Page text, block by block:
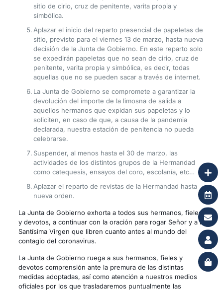
sitio de cirio, cruz de penitente, varita propia y
simbólica.
Aplazar el inicio del reparto presencial de papeletas de
sitio, previsto para el viernes 13 de marzo, hasta nueva
decisión de la Junta de Gobierno. En este reparto solo
se expedirán papeletas que no sean de cirio, cruz de
penitente, varita propia y simbólica, es decir, todas
aquellas que no se pueden sacar a través de internet.
La Junta de Gobierno se compromete a garantizar la
devolución del importe de la limosna de salida a
aquellos hermanos que expidan sus papeletas y lo
soliciten, en caso de que, a causa de la pandemia
declarada, nuestra estación de penitencia no pueda
celebrarse.
Suspender, al menos hasta el 30 de marzo, las
actividades de los distintos grupos de la Hermandad
como catequesis, ensayos del coro, escolanía, etc…
Aplazar el reparto de revistas de la Hermandad hasta
nueva orden.
La Junta de Gobierno exhorta a todos sus hermanos, fieles
y devotos, a continuar con la oración para rogar Señor y a la
Santísima Virgen que libren cuanto antes al mundo del
contagio del coronavirus.
La Junta de Gobierno ruega a sus hermanos, fieles y
devotos comprensión ante la premura de las distintas
medidas adoptadas, así como atención a nuestros medios
oficiales por los que trasladaremos puntualmente las